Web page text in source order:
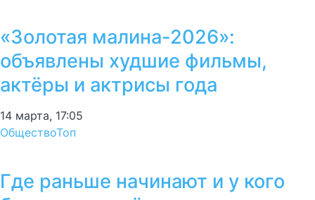
«Золотая малина-2026»:
объявлены худшие фильмы,
актёры и актрисы года
14 марта, 17:05
ОбществоТоп
Где раньше начинают и у кого